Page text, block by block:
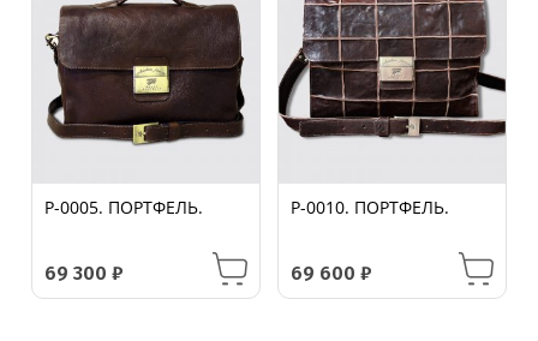
P-0005. ПОРТФЕЛЬ.
69 300₽
P-0010. ПОРТФЕЛЬ.
69 600 ₽